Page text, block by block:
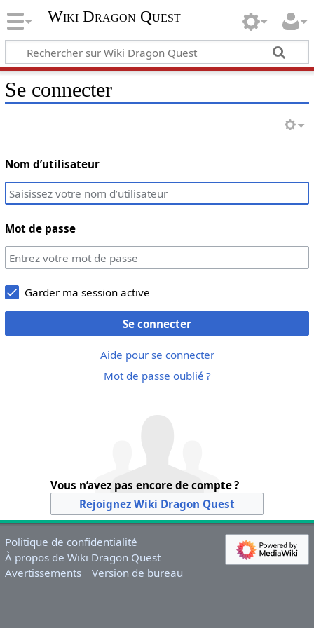
Wiki Dragon Quest
Se connecter
Nom d’utilisateur
Mot de passe
Garder ma session active
Se connecter
Aide pour se connecter
Mot de passe oublié ?
Vous n’avez pas encore de compte ?
Rejoignez Wiki Dragon Quest
Politique de confidentialité
À propos de Wiki Dragon Quest
Avertissements
Version de bureau